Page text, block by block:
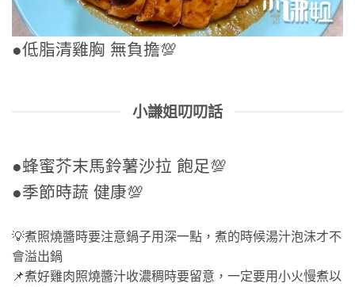
●低脂清雞胸 無負擔💯
小謙姐叨叨話
●蜂蜜芥末馬鈴薯沙拉 飽足💯
●季節時蔬 健康💯
💡煮照燒醬時要注意鍋子用深一點，煮的時候湯汁泡沫才不
會溢出鍋
📌煮好雞肉照燒醬汁收濃稠時要留意，一定要用小火慢煮以